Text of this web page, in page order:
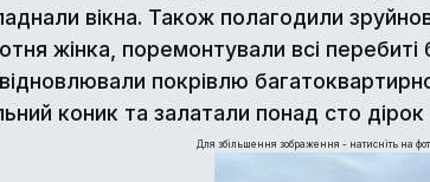
вікна. Також полагодили
жінка, поремонтували всі
покрівлю
коник та залатали понад сто дірок
Для збільшення зображення - натисніть на